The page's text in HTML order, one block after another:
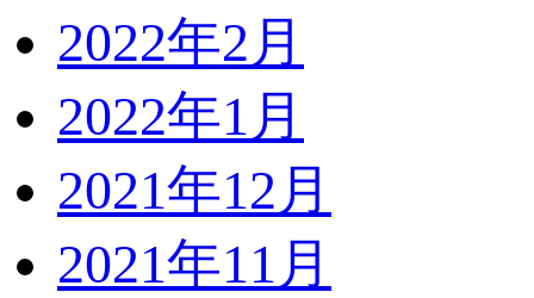
2022年2月
2022年1月
2021年12月
2021年11月